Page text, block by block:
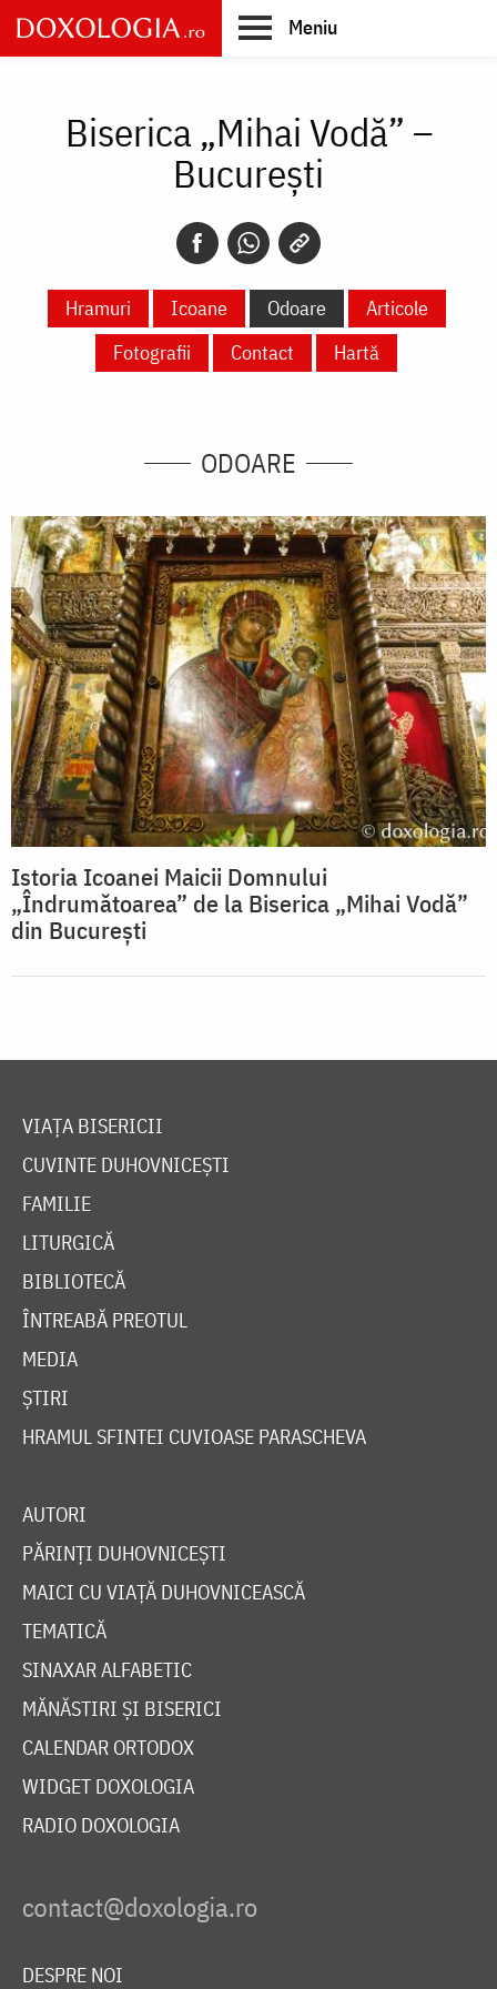
Skip
to
main
Meniu
Biserica „Mihai Vodă” –
București
Hramuri Icoane Odoare
Articole
Fotografii
Contact Hartă
ODOARE
Istoria Icoanei Maicii Domnului
„Îndrumătoarea” de la Biserica „Mihai Vodă”
din București
VIAȚA BISERICII
CUVINTE DUHOVNICEȘTI
FAMILIE
LITURGICĂ
BIBLIOTECĂ
ÎNTREABĂ PREOTUL
MEDIA
ȘTIRI
HRAMUL SFINTEI CUVIOASE PARASCHEVA
AUTORI
PĂRINȚI DUHOVNICEȘTI
MAICI CU VIAȚĂ DUHOVNICEASCĂ
TEMATICĂ
SINAXAR ALFABETIC
MĂNĂSTIRI ȘI BISERICI
CALENDAR ORTODOX
WIDGET DOXOLOGIA
RADIO DOXOLOGIA
DESPRE NOI